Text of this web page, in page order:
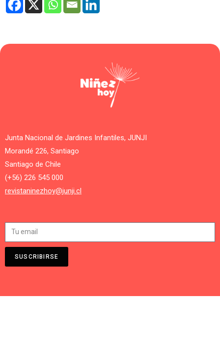
Junta Nacional de Jardines Infantiles, JUNJI
Morandé 226, Santiago
Santiago de Chile
(+56) 226 545 000
revistaninezhoy@junji.cl
SUSCRIBIRSE